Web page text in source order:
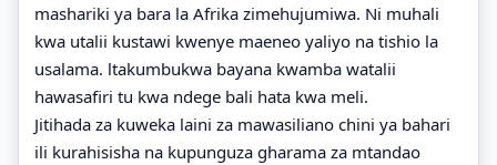
mashariki ya bara la Afrika zimehujumiwa. Ni muhali
kwa utalii kustawi kwenye maeneo yaliyo na tishio la
usalama. ltakumbukwa bayana kwamba watalii
hawasafiri tu kwa ndege bali hata kwa meli.
Jitihada za kuweka laini za mawasiliano chini ya bahari
ili kurahisisha na kupunguza gharama za mtandao